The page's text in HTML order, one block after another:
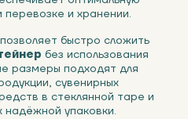
перевозке и хранении.
быстро сложить
без использования
размеры подходят для
сувенирных
в стеклянной таре и
упаковки.